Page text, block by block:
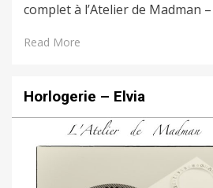
complet à l’Atelier de Madman
Read More
Horlogerie – Elvia